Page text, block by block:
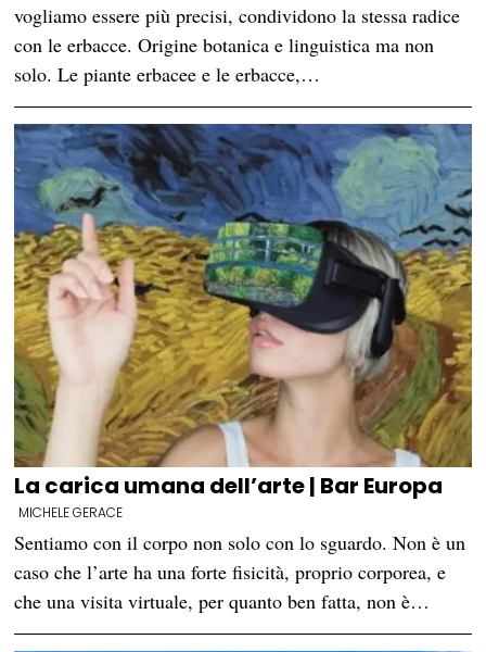
vogliamo essere più precisi, condividono la stessa radice
con le erbacce. Origine botanica e linguistica ma non
solo. Le piante erbacee e le erbacce,…
La carica umana dell’arte | Bar Europa
MICHELE GERACE
Sentiamo con il corpo non solo con lo sguardo. Non è un
caso che l’arte ha una forte fisicità, proprio corporea, e
che una visita virtuale, per quanto ben fatta, non è…